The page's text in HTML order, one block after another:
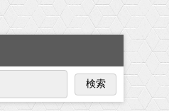
検索